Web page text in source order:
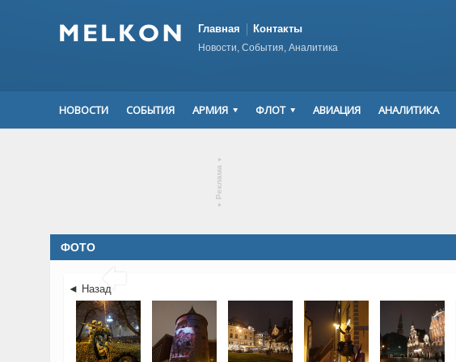
Главная Контакты
Новости, События, Аналитика
НОВОСТИ СОБЫТИЯ АРМИЯ ФЛОТ АВИАЦИЯ АНАЛИТИКА
▾
Реклама
▾
ФОТО

◄ Назад